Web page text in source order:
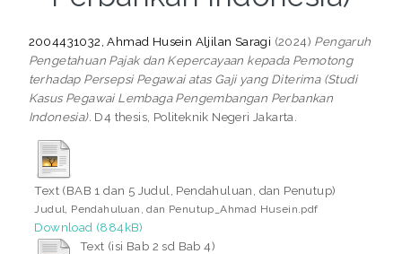
2004431032, Ahmad Husein Aljilan Saragi (2024) Pengaruh
Pengetahuan Pajak dan Kepercayaan kepada Pemotong
terhadap Persepsi Pegawai atas Gaji yang Diterima (Studi
Kasus Pegawai Lembaga Pengembangan Perbankan
Indonesia). D4 thesis, Politeknik Negeri Jakarta.
Text (BAB 1 dan 5 Judul, Pendahuluan, dan Penutup)
Judul, Pendahuluan, dan Penutup_Ahmad Husein.pdf
Download (884kB)
Text (isi Bab 2 sd Bab 4)